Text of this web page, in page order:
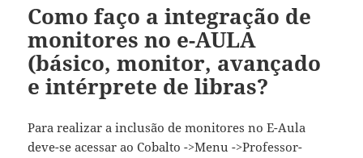
Como faço a integração de
monitores no e-AULA
(básico, monitor, avançado
e intérprete de libras?
Para realizar a inclusão de monitores no E-Aula
deve-se acessar ao Cobalto ->Menu ->Professor-